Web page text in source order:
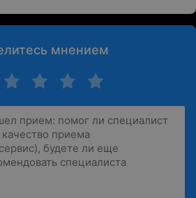
мнением